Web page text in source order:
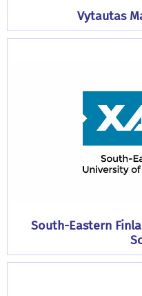
Vytautas
South-Eastern